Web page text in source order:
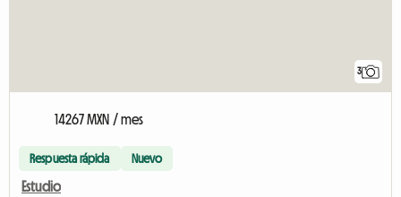
3
14267 MXN / mes
Respuesta rápida Nuevo
Estudio